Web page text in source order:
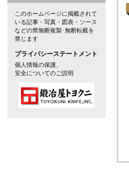
このホームページに掲載されて
いる記事・写真・図表・ソース
などの禁無断複製･無断転載を
禁じます
プライバシーステートメント
個人情報の保護、
安全についてのご説明